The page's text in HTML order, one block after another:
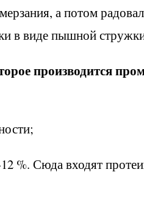
а потом
в виде пышной
производится
%. Сюда входят